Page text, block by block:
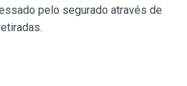
pelo segurado através de